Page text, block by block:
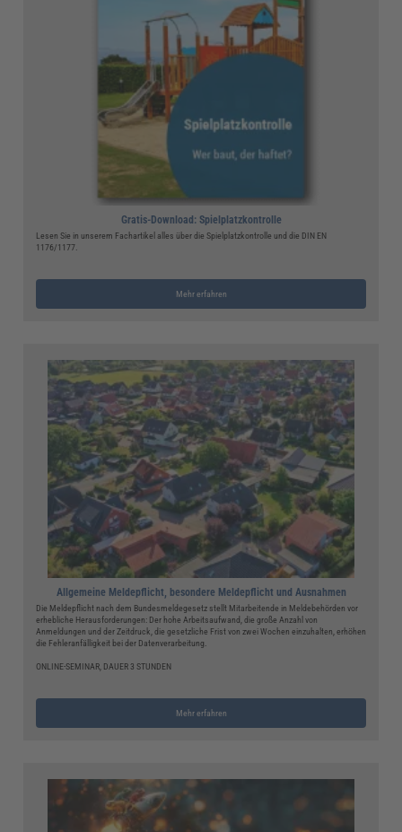
Gratis-Download: Spielplatzkontrolle
Lesen Sie in unserem Fachartikel alles über die Spielplatzkontrolle und die DIN EN
1176/1177.
Mehr erfahren
Allgemeine Meldepflicht, besondere Meldepflicht und Ausnahmen
Die Meldepflicht nach dem Bundesmeldegesetz stellt Mitarbeitende in Meldebehörden vor
erhebliche Herausforderungen: Der hohe Arbeitsaufwand, die große Anzahl von
Anmeldungen und der Zeitdruck, die gesetzliche Frist von zwei Wochen einzuhalten, erhöhen
die Fehleranfälligkeit bei der Datenverarbeitung.
ONLINE-SEMINAR, DAUER 3 STUNDEN
Mehr erfahren